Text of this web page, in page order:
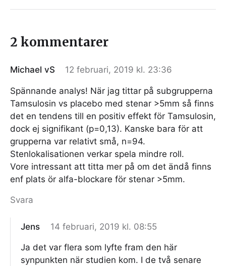
2 kommentarer
Michael vS 12 februari, 2019 kl. 23:36
Spännande analys! När jag tittar på subgrupperna
Tamsulosin vs placebo med stenar >5mm så finns
det en tendens till en positiv effekt för Tamsulosin,
dock ej signifikant (p=0,13). Kanske bara för att
grupperna var relativt små, n=94.
Stenlokalisationen verkar spela mindre roll.
Vore intressant att titta mer på om det ändå finns
enf plats ör alfa-blockare för stenar >5mm.
Svara
Jens 14 februari, 2019 kl. 08:55
Ja det var flera som lyfte fram den här
synpunkten när studien kom. I de två senare